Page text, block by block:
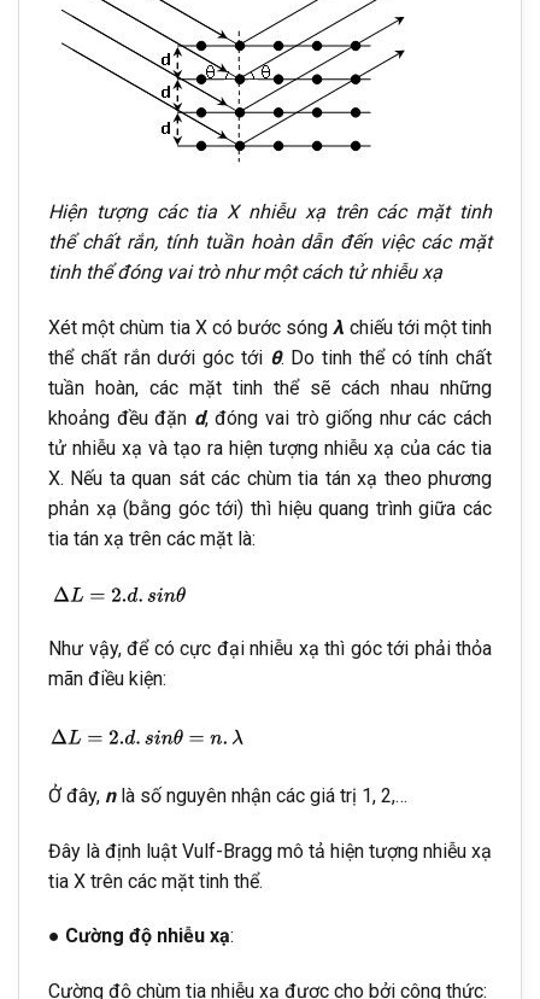
Hiện tượng các tia X nhiễu xạ trên các mặt tinh
thể chất rắn, tính tuần hoàn dẫn đến việc các mặt
tinh thể đóng vai trò như một cách tử nhiễu xạ
Xét một chùm tia X có bước sóng λ chiếu tới một tinh
thể chất rắn dưới góc tới θ. Do tinh thể có tính chất
tuần hoàn, các mặt tinh thể sẽ cách nhau những
khoảng đều đặn d, đóng vai trò giống như các cách
tử nhiễu xạ và tạo ra hiện tượng nhiễu xạ của các tia
X. Nếu ta quan sát các chùm tia tán xạ theo phương
phản xạ (bằng góc tới) thì hiệu quang trình giữa các
tia tán xạ trên các mặt là:
Như vậy, để có cực đại nhiễu xạ thì góc tới phải thỏa
mãn điều kiện:
Ở đây, nlà số nguyên nhận các giá trị 1, 2,…
Đây là định luật Vulf-Bragg mô tả hiện tượng nhiễu xạ
tia X trên các mặt tinh thể.
● Cường độ nhiễu xạ:
Cường độ chùm tia nhiễu xạ được cho bởi công thức: